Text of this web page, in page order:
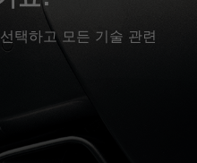
택하고 모든 기술 관련